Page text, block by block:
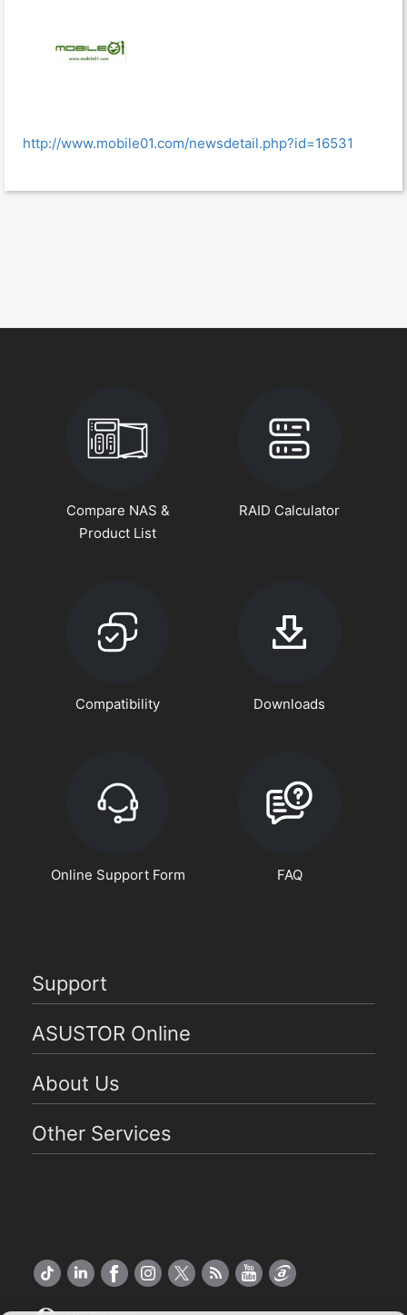
http://www.mobile01.com/newsdetail.php?id=16531
Compare NAS &
Product List
RAID Calculator
Compatibility Downloads
Online Support Form FAQ
Support
ASUSTOR Online
About Us
Other Services